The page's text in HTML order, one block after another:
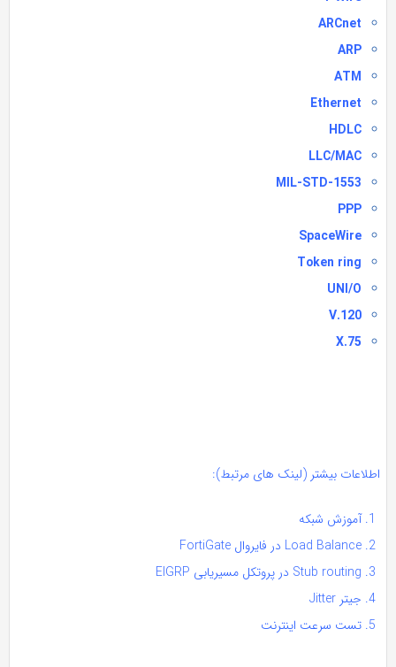
ARCnet
ARP
ATM
Ethernet
HDLC
LLC/MAC
MIL-STD-1553
PPP
SpaceWire
Token ring
UNI/O
V.120
X.75
بیشتر (لینک های مرتبط):
آموزش شبکه
Load Balance در فایروال FortiGate
Stub routing در پروتکل مسیریابی EIGRP
جیتر Jitter
تست سرعت اینترنت